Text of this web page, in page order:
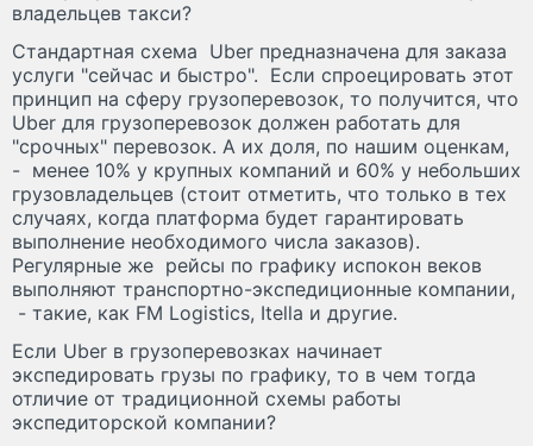
владельцев такси?
Стандартная схема Uber предназначена для заказа
услуги "сейчас и быстро". Если спроецировать этот
принцип на сферу грузоперевозок, то получится, что
Uber для грузоперевозок должен работать для
"срочных" перевозок. А их доля, по нашим оценкам,
- менее 10% у крупных компаний и 60% у небольших
грузовладельцев (стоит отметить, что только в тех
случаях, когда платформа будет гарантировать
выполнение необходимого числа заказов).
Регулярные же рейсы по графику испокон веков
выполняют транспортно-экспедиционные компании,
- такие, как FM Logistics, Itella и другие.
Если Uber в грузоперевозках начинает
экспедировать грузы по графику, то в чем тогда
отличие от традиционной схемы работы
экспедиторской компании?